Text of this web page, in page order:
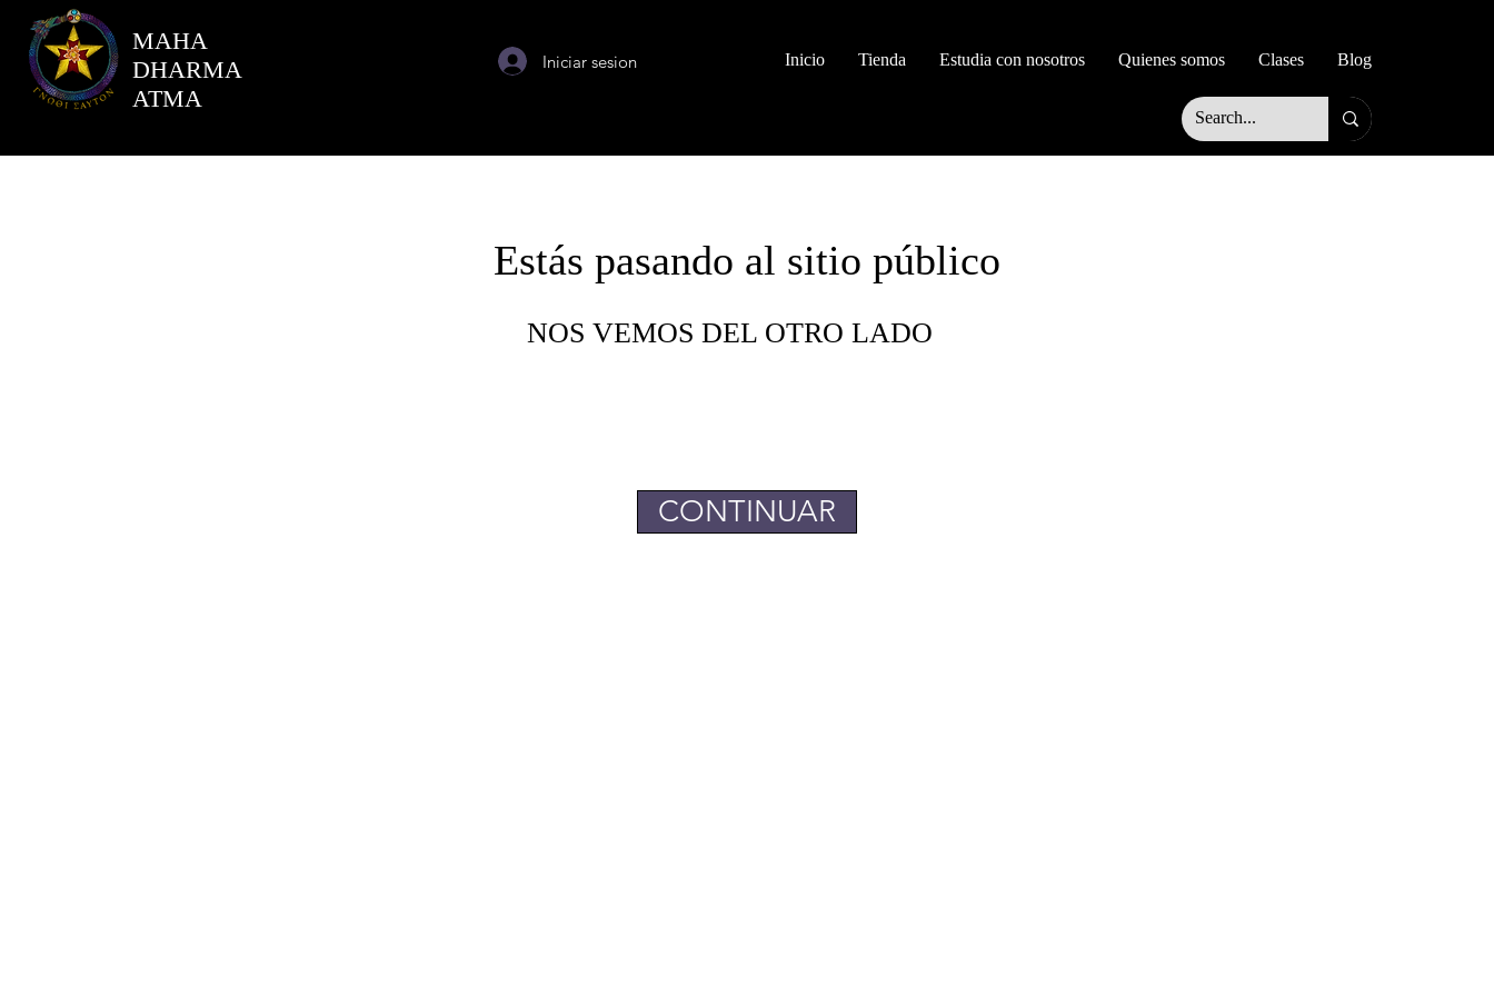
MAHA
DHARMA
ATMA
Iniciar sesion Inicio Tienda Estudia con nosotros Quienes somos Clases Blog
Estás pasando al sitio público
NOS VEMOS DEL OTRO LADO
CONTINUAR